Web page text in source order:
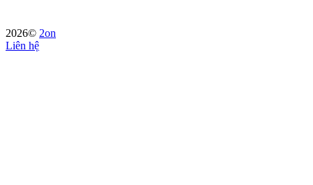
2026© 2on
Liên hệ